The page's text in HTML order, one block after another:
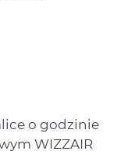
o godzinie
WIZZAIR